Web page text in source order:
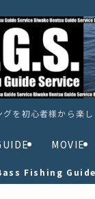
を初心者様から楽
MOVIE
Fishing